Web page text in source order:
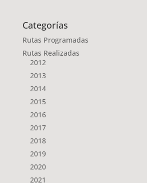
Categorías
Rutas Programadas
Rutas Realizadas
2012
2013
2014
2015
2016
2017
2018
2019
2020
2021